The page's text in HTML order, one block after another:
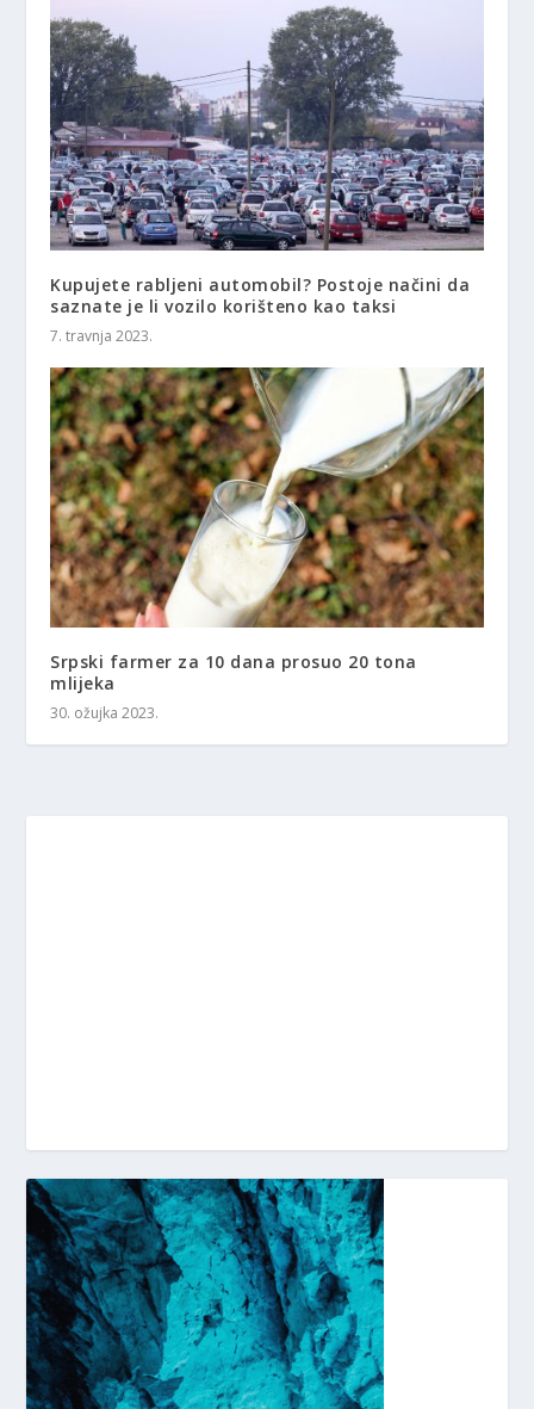
Kupujete rabljeni automobil? Postoje načini da
saznate je li vozilo korišteno kao taksi
7. travnja 2023.
Srpski farmer za 10 dana prosuo 20 tona
mlijeka
30. ožujka 2023.